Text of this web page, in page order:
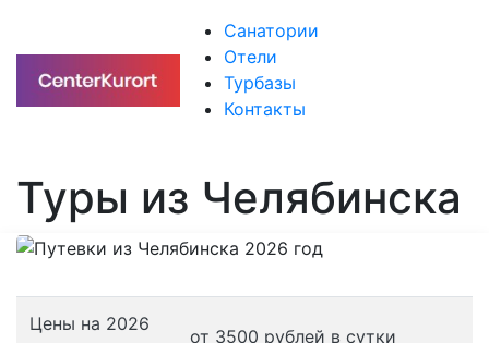
Санатории
Отели
Турбазы
Контакты
Туры из Челябинска
Цены на 2026
от 3500 рублей в сутки